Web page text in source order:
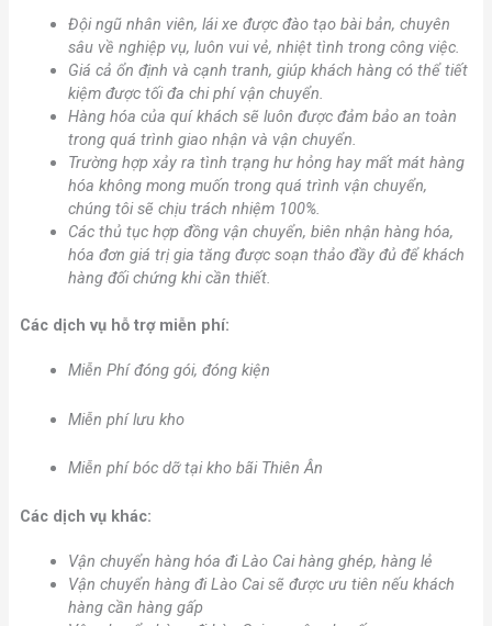
Đội ngũ nhân viên, lái xe được đào tạo bài bản, chuyên
sâu về nghiệp vụ, luôn vui vẻ, nhiệt tình trong công việc.
Giá cả ổn định và cạnh tranh, giúp khách hàng có thể tiết
kiệm được tối đa chi phí vận chuyển.
Hàng hóa của quí khách sẽ luôn được đảm bảo an toàn
trong quá trình giao nhận và vận chuyển.
Trường hợp xảy ra tình trạng hư hỏng hay mất mát hàng
hóa không mong muốn trong quá trình vận chuyển,
chúng tôi sẽ chịu trách nhiệm 100%.
Các thủ tục hợp đồng vận chuyển, biên nhận hàng hóa,
hóa đơn giá trị gia tăng được soạn thảo đầy đủ để khách
hàng đối chứng khi cần thiết.
Các dịch vụ hỗ trợ miễn phí:
Miễn Phí đóng gói, đóng kiện
Miễn phí lưu kho
Miễn phí bóc dỡ tại kho bãi Thiên Ân
Các dịch vụ khác:
Vận chuyển hàng hóa đi Lào Cai hàng ghép, hàng lẻ
Vận chuyển hàng đi Lào Cai sẽ được ưu tiên nếu khách
hàng cần hàng gấp